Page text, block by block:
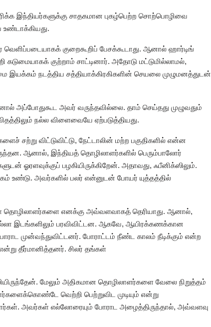
இந்தியர்களுக்கு சாதகமான புகழ்பெற்ற சொற்பொழிவை
உண்டாக்கியது.
வெளிப்படையாகக் குறைகூறிப் பேசக்கூடாது. ஆனால் ஹார்டிங்
கடுமையாகக் குற்றாம் சாட்டினார். அதோடு மட்டுமில்லாமல்,
இயக்கம் நடத்திய சத்தியாக்கிரகிகளின் செயலை முழுமனத்துடன்
அப்போதுகூட அவர் வருந்தவில்லை. தாம் செய்தது முழுவதும்
நல்ல விளைவையே ஏற்படுத்தியது.
சற்று விட்டுவிட்டு, நேட்டாலின் மற்ற பகுதிகளில் என்ன
ஆனால், இந்தியத் தொழிலாளர்களில் பெரும்பாலோர்
ஓரளவுக்குப் பழகியிருக்கிறேன். அதாவது, ஃபீனிக்ஸிலும்.
உண்டு. அவர்களில் பலர் என்னுடன் போயர் யுத்தத்தில்
தொழிலாளர்களை எனக்கு அவ்வளவாகத் தெரியாது. ஆனால்,
இடங்களிலும் பரவிவிட்டன. ஆகவே, ஆயிரக்கணக்கான
முன்வந்துவிட்டனர். போராட்டம் நீண்ட காலம் நீடிக்கும் என்ற
தீர்மானித்தனர். சிலர் தங்கள்
மேலும் அதிகமான தொழிலாளர்களை வேலை நிறுத்தம்
வெற்றி பெற்றுவிட முடியும் என்று
அவர்கள் எல்லோரையும் போராட அழைத்திருந்தால், அவ்வளவு